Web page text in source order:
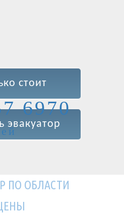
6970
стоит
эвакуатор
ПО ОБЛАСТИ